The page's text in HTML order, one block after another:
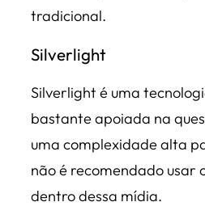
tradicional.
Silverlight
Silverlight é uma
bastante apoiada na
uma complexidade alta
não é recomendado usar
dentro dessa mídia.